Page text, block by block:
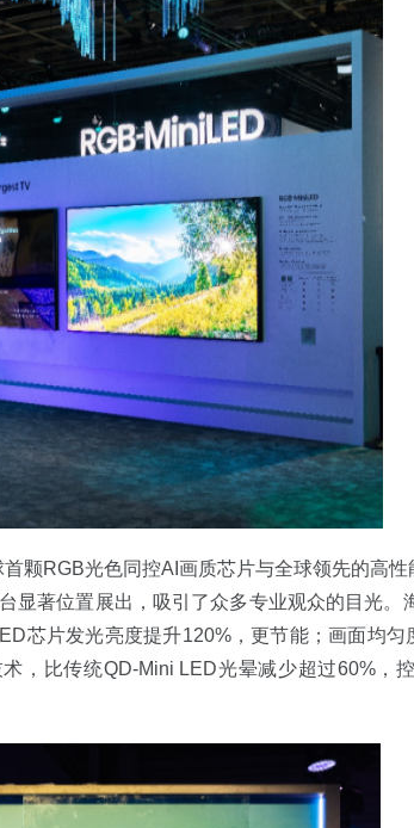
颗RGB光色同控AI画质芯片与全球领先的高性
显著位置展出，吸引了众多专业观众的目光。
芯片发光亮度提升120%，更节能；画面均匀
，比传统QD-Mini LED光晕减少超过60%，